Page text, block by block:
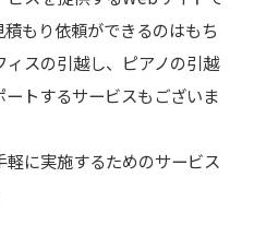
もり依頼ができるのはもち
スの引越し、ピアノの引越
トするサービスもございま
に実施するためのサービス